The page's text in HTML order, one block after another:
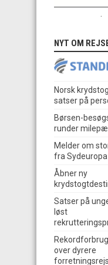
NYT OM
Norsk
satser på
Børsen-
runder milepæl
Melder om
fra Sydeuropa
Åbner ny
Satser på
løst
over dyrere